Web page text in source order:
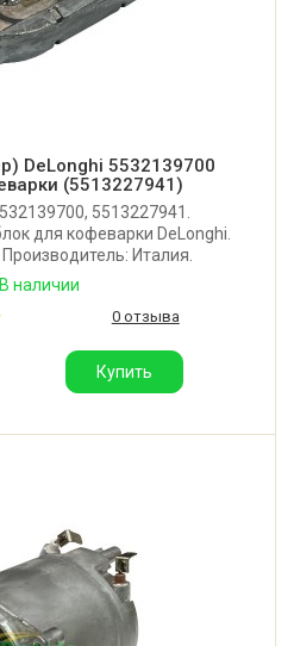
DeLonghi 5532139700
(5513227941)
5513227941.
для кофеварки DeLonghi.
Италия.
В наличии
0 отзыва
Купить